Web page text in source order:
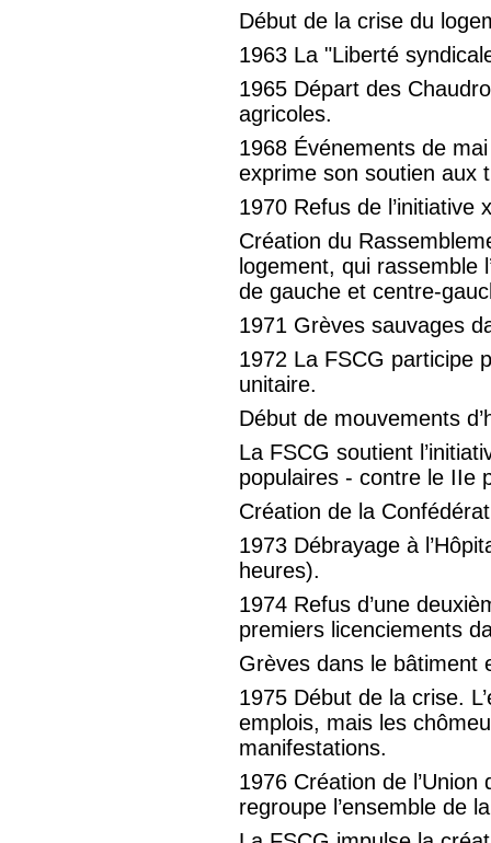
Début de la crise du
1963 La "Liberté
1965 Départ des
agricoles.
1968 Événements de
exprime son soutien aux
1970 Refus de l’initiative
Création du
logement, qui rassemble
de gauche et centre-
1971 Grèves sauvages
1972 La FSCG participe
unitaire.
Début de mouvements
La FSCG soutient
populaires - contre le IIe
Création de la
1973 Débrayage à
heures).
1974 Refus d’une
premiers licenciements
Grèves dans le bâtiment
1975 Début de la crise.
emplois, mais les
manifestations.
1976 Création de
regroupe l’ensemble de